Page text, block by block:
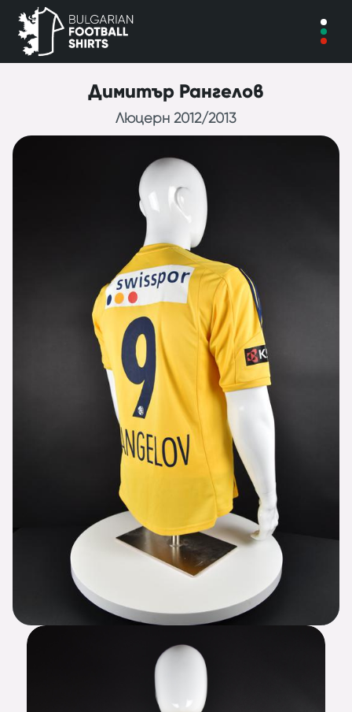
Димитър Рангелов
Люцерн 2012/2013